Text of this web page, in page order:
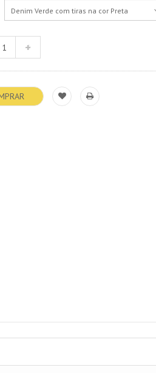
Denim Verde com tiras na cor Preta